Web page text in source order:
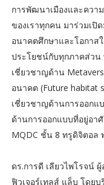
การพัฒนาเมืองและควา
ของเราทุกคน มาร่วมเ
อนาคตศึกษาและโอกาส
ประโยชน์กับทุกภาคส่วน
เชี่ยวชาญด้าน
อนาคต (Future habitat
เชี่ยวชาญด้านการออกแ
ด้านการออกแบบที่อยู่อา
MQDC ชั้น 8 ทรูดิจิตอล
ดร.การดี เลียวไพโรจน์
ฟิวเจอร์เทลส์ แล็บ โดย